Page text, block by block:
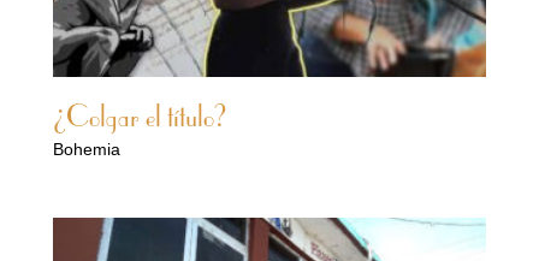
¿Colgar el título?
Bohemia